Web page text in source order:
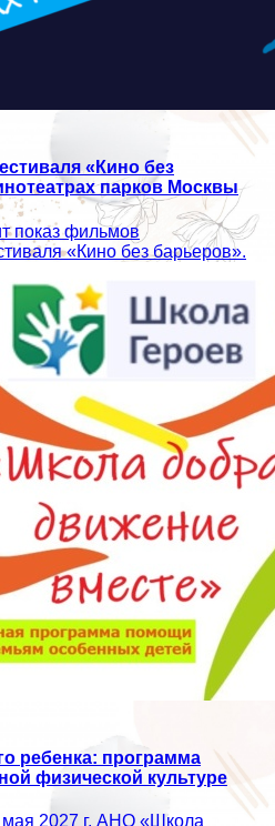
«Кино без
парков Москвы
показ фильмов
«Кино без барьеров».
ребенка: программа
физической культуре
мая 2027 г. АНО «Школа